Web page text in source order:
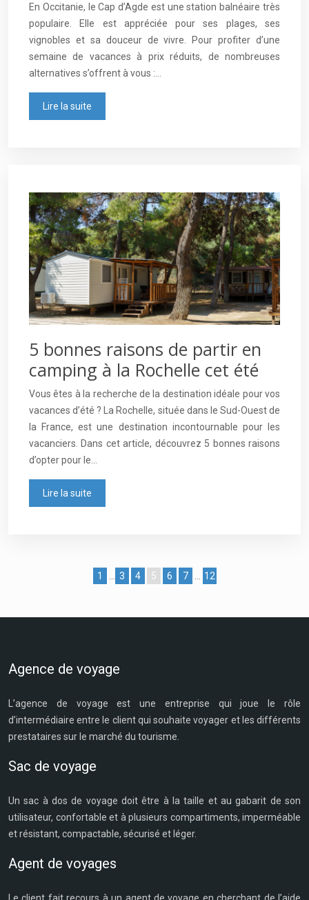
En Occitanie, le Cap d’Agde est une station balnéaire très
populaire. Elle est appréciée pour ses plages, ses
vignobles et sa douceur de vivre. Pour profiter d’une
semaine de vacances à prix réduits, de nombreuses
alternatives s’offrent à vous :…
Lire la suite
5 bonnes raisons de partir en
camping à la Rochelle cet été
Vous êtes à la recherche de la destination idéale pour vos
vacances d’été ? La Rochelle, située dans le Sud-Ouest de
la France, est une destination incontournable pour les
vacanciers. Dans cet article, découvrez 5 bonnes raisons
d’opter pour le…
Lire la suite
1 3 4 5 6 7 12
Agence de voyage
L’agence de voyage est une entreprise qui joue le rôle
d’intermédiaire entre le client qui souhaite voyager et les différents
prestataires sur le marché du tourisme.
Sac de voyage
Un sac à dos de voyage doit être à la taille et au gabarit de son
utilisateur, confortable et à plusieurs compartiments, imperméable
et résistant, compactable, sécurisé et léger.
Agent de voyages